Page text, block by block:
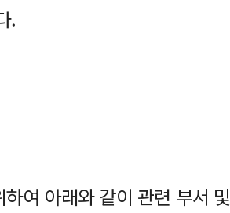
.
여 아래와 같이 관련 부서 및